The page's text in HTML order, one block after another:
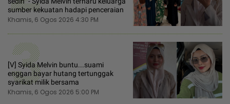
sumber kekuatan hadapi penceraian
Khamis, 6 Ogos 2026 4:30 PM
3
[V] Syida Melvin buntu...suami
enggan bayar hutang tertunggak
syarikat milik bersama
Khamis, 6 Ogos 2026 5:00 PM